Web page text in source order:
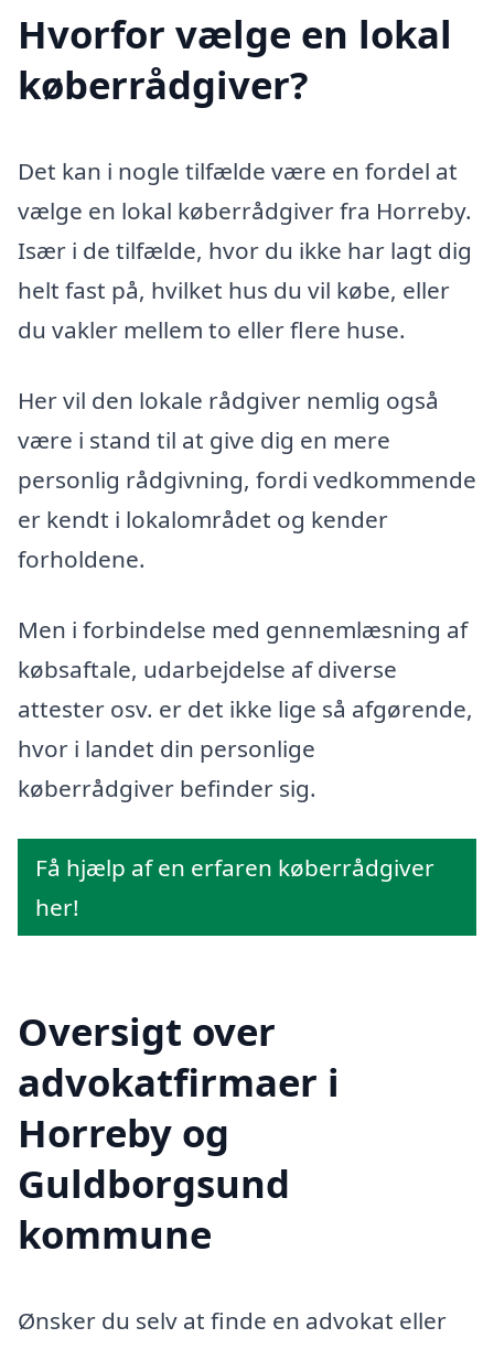
Hvorfor vælge en lokal
køberrådgiver?
Det kan i nogle tilfælde være en fordel at
vælge en lokal køberrådgiver fra Horreby.
Især i de tilfælde, hvor du ikke har lagt dig
helt fast på, hvilket hus du vil købe, eller
du vakler mellem to eller flere huse.
Her vil den lokale rådgiver nemlig også
være i stand til at give dig en mere
personlig rådgivning, fordi vedkommende
er kendt i lokalområdet og kender
forholdene.
Men i forbindelse med gennemlæsning af
købsaftale, udarbejdelse af diverse
attester osv. er det ikke lige så afgørende,
hvor i landet din personlige
køberrådgiver befinder sig.
Få hjælp af en erfaren køberrådgiver
her!
Oversigt over
advokatfirmaer i
Horreby og
Guldborgsund
kommune
Ønsker du selv at finde en advokat eller